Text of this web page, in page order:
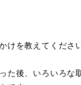
を教えてくださ
た後、いろいろな